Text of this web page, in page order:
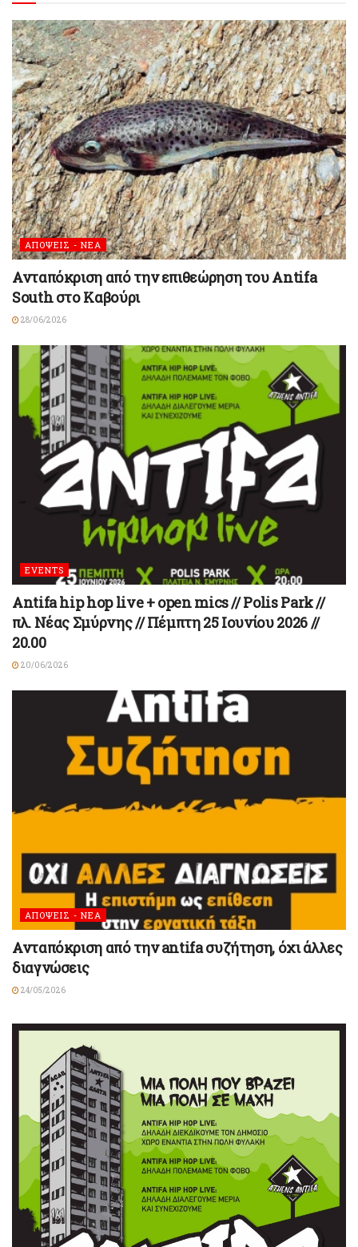
ΑΠΟΨΕΙΣ - ΝΕΑ
Ανταπόκριση από την επιθεώρηση του Antifa
South στο Καβούρι
28/06/2026
EVENTS
Antifa hip hop live + open mics // Polis Park //
πλ. Νέας Σμύρνης // Πέμπτη 25 Ιουνίου 2026 //
20.00
20/06/2026
ΑΠΟΨΕΙΣ - ΝΕΑ
Ανταπόκριση από την antifa συζήτηση, όχι άλλες
διαγνώσεις
24/05/2026